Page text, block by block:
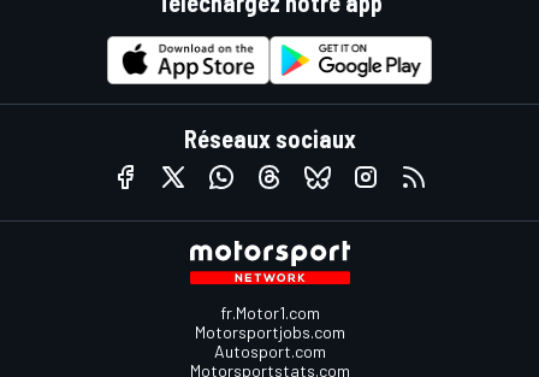
Réseaux sociaux
fr.Motor1.com
Motorsportjobs.com
Autosport.com
Motorsportstats.com